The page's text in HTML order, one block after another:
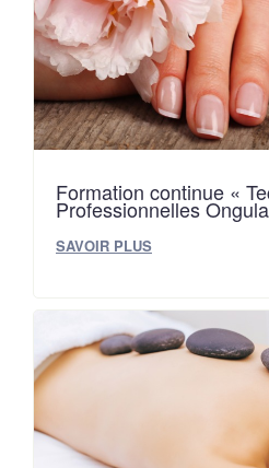
Formation continue «
Professionnelles
SAVOIR PLUS